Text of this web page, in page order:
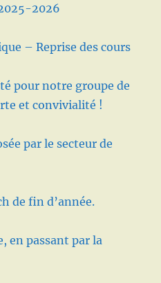
2026
– Reprise des cours
pour notre groupe de
et convivialité !
par le secteur de
de fin d’année.
en passant par la